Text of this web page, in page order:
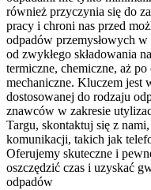
również przyczynia się do
pracy i chroni nas przed
odpadów przemysłowych
od zwykłego składowania
termiczne, chemiczne, aż
mechaniczne. Kluczem jest
dostosowanej do rodzaju
znawców w zakresie
Targu, skontaktuj się z
komunikacji, takich jak
Oferujemy skuteczne i
oszczędzić czas i uzyskać
odpadów